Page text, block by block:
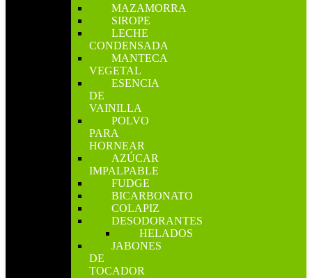
MAZAMORRA
SIROPE
LECHE
CONDENSADA
MANTECA
VEGETAL
ESENCIA
DE
VAINILLA
POLVO
PARA
HORNEAR
AZÚCAR
IMPALPABLE
FUDGE
BICARBONATO
COLAPIZ
DESODORANTES
HELADOS
JABONES
DE
TOCADOR